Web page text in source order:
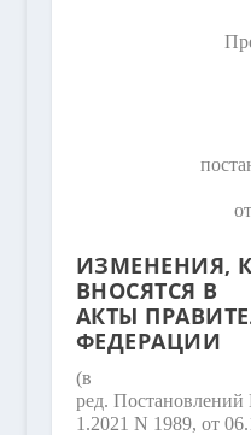
ИЗМЕНЕНИЯ,
ВНОСЯТСЯ В
АКТЫ
ФЕДЕРАЦИИ
(в
ред. Постановлений
1.2021 N 1989, от